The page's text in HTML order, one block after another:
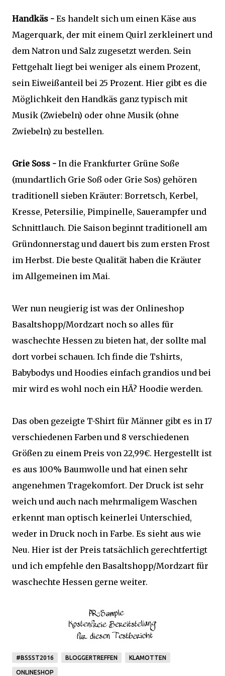
Handkäs - Es handelt sich um einen Käse aus
Magerquark, der mit einem Quirl zerkleinert und
dem Natron und Salz zugesetzt werden. Sein
Fettgehalt liegt bei weniger als einem Prozent,
sein Eiweißanteil bei 25 Prozent. Hier gibt es die
Möglichkeit den Handkäs ganz typisch mit
Musik (Zwiebeln) oder ohne Musik (ohne
Zwiebeln) zu bestellen.
Grie Soss - In die Frankfurter Grüne Soße
(mundartlich Grie Soß oder Grie Sos) gehören
traditionell sieben Kräuter: Borretsch, Kerbel,
Kresse, Petersilie, Pimpinelle, Sauerampfer und
Schnittlauch. Die Saison beginnt traditionell am
Gründonnerstag und dauert bis zum ersten Frost
im Herbst. Die beste Qualität haben die Kräuter
im Allgemeinen im Mai.
Wer nun neugierig ist was der Onlineshop
Basaltshopp/Mordzart noch so alles für
waschechte Hessen zu bieten hat, der sollte mal
dort vorbei schauen. Ich finde die Tshirts,
Babybodys und Hoodies einfach grandios und bei
mir wird es wohl noch ein HÄ? Hoodie werden.
Das oben gezeigte T-Shirt für Männer gibt es in 17
verschiedenen Farben und 8 verschiedenen
Größen zu einem Preis von 22,99€. Hergestellt ist
es aus 100% Baumwolle und hat einen sehr
angenehmen Tragekomfort. Der Druck ist sehr
weich und auch nach mehrmaligem Waschen
erkennt man optisch keinerlei Unterschied,
weder in Druck noch in Farbe. Es sieht aus wie
Neu. Hier ist der Preis tatsächlich gerechtfertigt
und ich empfehle den Basaltshopp/Mordzart für
waschechte Hessen gerne weiter.
#BSSST2016 BLOGGERTREFFEN KLAMOTTEN
ONLINESHOP